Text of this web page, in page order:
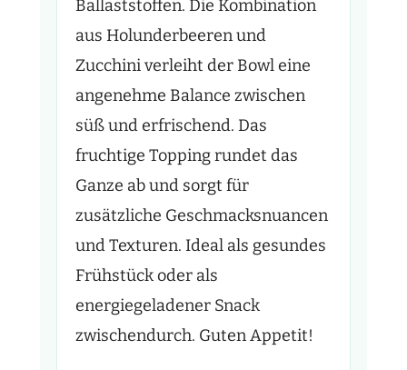
Ballaststoffen. Die Kombination
aus Holunderbeeren und
Zucchini verleiht der Bowl eine
angenehme Balance zwischen
süß und erfrischend. Das
fruchtige Topping rundet das
Ganze ab und sorgt für
zusätzliche Geschmacksnuancen
und Texturen. Ideal als gesundes
Frühstück oder als
energiegeladener Snack
zwischendurch. Guten Appetit!